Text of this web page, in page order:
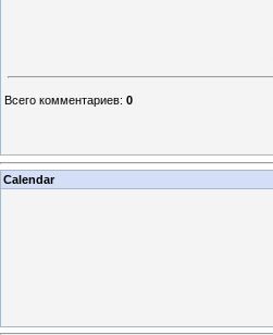
Всего комментариев: 0
Calendar